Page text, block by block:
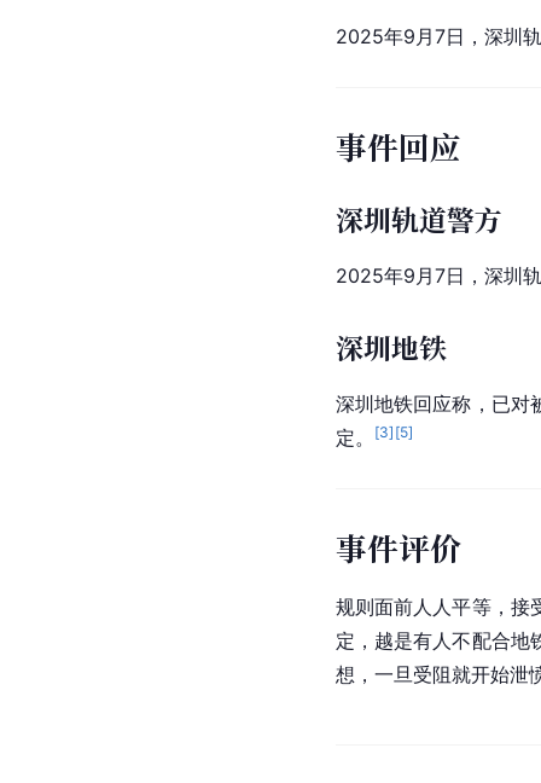
2025年9月7日，深圳
事件回应
深圳轨道警方
2025年9月7日，深圳
深圳地铁
深圳地铁回应称，已对
定。
[3] [5]
事件评价
规则面前人人平等，接
定，越是有人不配合地
想，一旦受阻就开始泄